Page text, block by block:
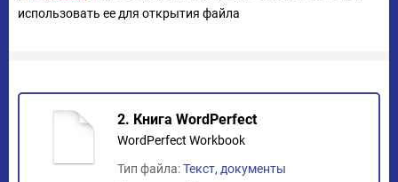
использовать ее для открытия файла
2. Книга WordPerfect
WordPerfect Workbook
Тип файла:Текст, документы